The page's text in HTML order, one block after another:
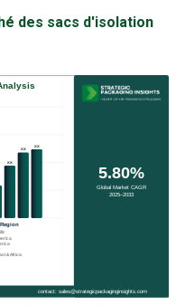
des sacs d'isolation